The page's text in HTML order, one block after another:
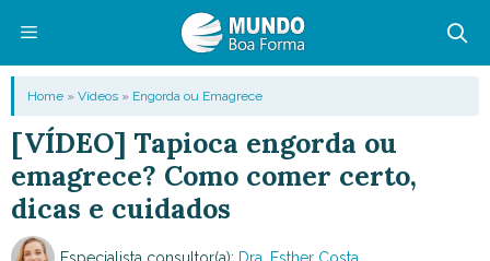
conteúdo
Menu
Home » Vídeos » Engorda ou Emagrece
[VÍDEO] Tapioca engorda ou
emagrece? Como comer certo,
dicas e cuidados
Especialista consultor(a): Dra. Esther Costa